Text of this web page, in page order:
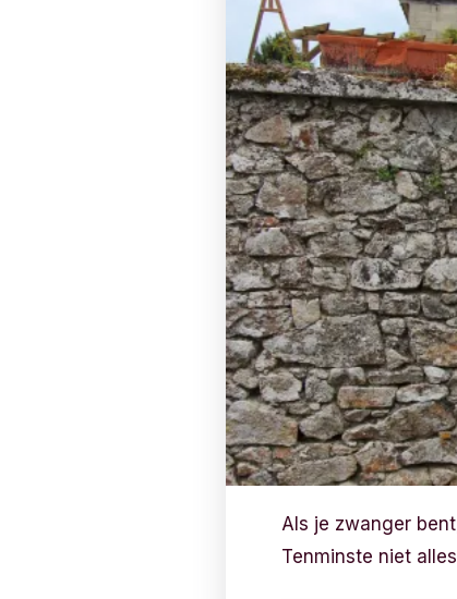
Als je zwanger
Tenminste niet